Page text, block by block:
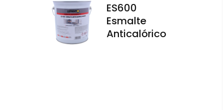
ES600
Esmalte
Anticalórico